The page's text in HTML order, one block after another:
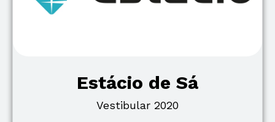
Estácio de Sá
Vestibular 2020